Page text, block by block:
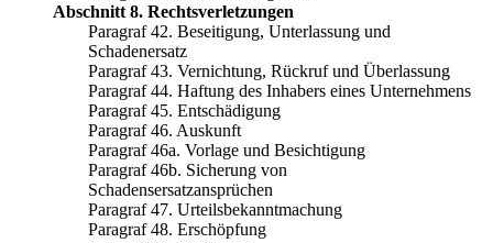
Abschnitt 8. Rechtsverletzungen
Paragraf 42. Beseitigung, Unterlassung und
Schadenersatz
Paragraf 43. Vernichtung, Rückruf und Überlassung
Paragraf 44. Haftung des Inhabers eines Unternehmens
Paragraf 45. Entschädigung
Paragraf 46. Auskunft
Paragraf 46a. Vorlage und Besichtigung
Paragraf 46b. Sicherung von
Schadensersatzansprüchen
Paragraf 47. Urteilsbekanntmachung
Paragraf 48. Erschöpfung